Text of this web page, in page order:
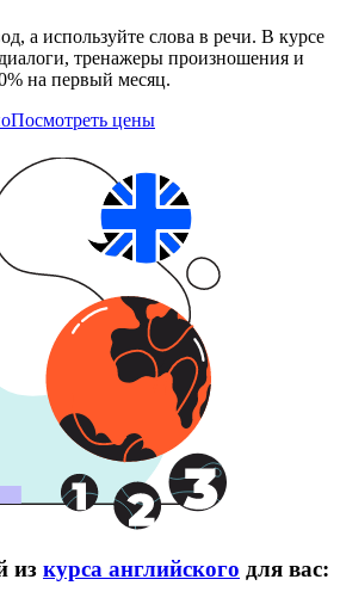
а используйте слова в речи. В курсе
тренажеры произношения и
на первый месяц.
Посмотреть цены
из курса английского для вас: